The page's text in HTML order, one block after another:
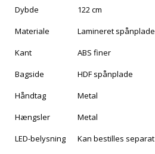
Dybde
122 cm
Materiale
Lamineret spånplade
Kant
ABS finer
Bagside
HDF spånplade
Håndtag
Metal
Hængsler
Metal
LED-belysning
Kan bestilles separat